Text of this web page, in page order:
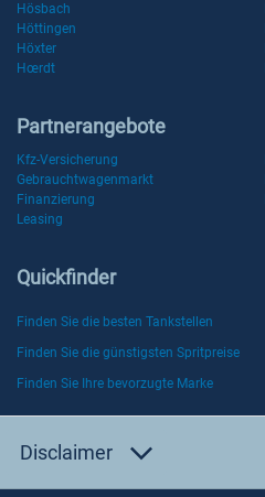
Hösbach
Höttingen
Höxter
Hœrdt
Partnerangebote
Kfz-Versicherung
Gebrauchtwagenmarkt
Finanzierung
Leasing
Quickfinder
Finden Sie die besten Tankstellen
Finden Sie die günstigsten Spritpreise
Finden Sie Ihre bevorzugte Marke
Disclaimer